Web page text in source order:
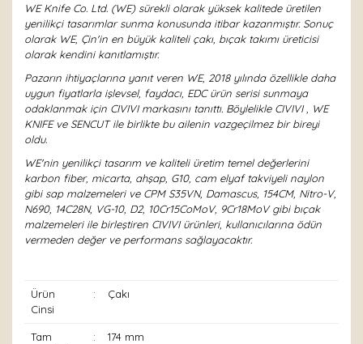
WE Knife Co. Ltd. (WE) sürekli olarak yüksek kalitede üretilen
yenilikçi tasarımlar sunma konusunda itibar kazanmıştır. Sonuç
olarak WE, Çin'in en büyük kaliteli çakı, bıçak takımı üreticisi
olarak kendini kanıtlamıştır.
Pazarın ihtiyaçlarına yanıt veren WE, 2018 yılında özellikle daha
uygun fiyatlarla işlevsel, faydacı, EDC ürün serisi sunmaya
odaklanmak için CIVIVI markasını tanıttı. Böylelikle CIVIVI , WE
KNIFE ve SENCUT ile birlikte bu ailenin vazgeçilmez bir bireyi
oldu.
WE'nin yenilikçi tasarım ve kaliteli üretim temel değerlerini
karbon fiber, micarta, ahşap, G10, cam elyaf takviyeli naylon
gibi sap malzemeleri ve CPM S35VN, Damascus, 154CM, Nitro-V,
N690, 14C28N, VG-10, D2, 10Cr15CoMoV, 9Cr18MoV gibi bıçak
malzemeleri ile birleştiren CIVIVI ürünleri, kullanıcılarına ödün
vermeden değer ve performans sağlayacaktır.
Ürün
Cinsi
: Çakı
Tam
: 174 mm